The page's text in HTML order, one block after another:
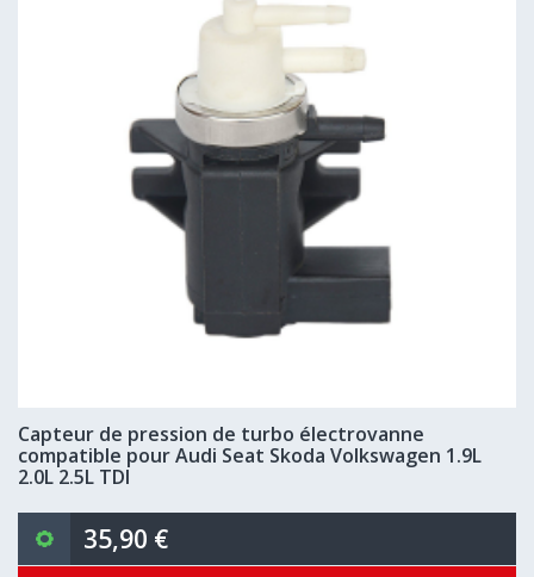
Capteur de pression de turbo électrovanne
compatible pour Audi Seat Skoda Volkswagen 1.9L
2.0L 2.5L TDI
35,90 €